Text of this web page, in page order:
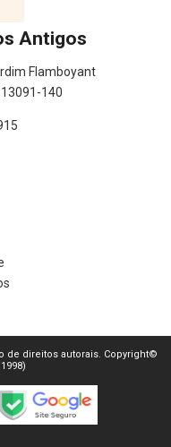
Antigos
Flamboyant
13091-140
de direitos autorais. Copyright©